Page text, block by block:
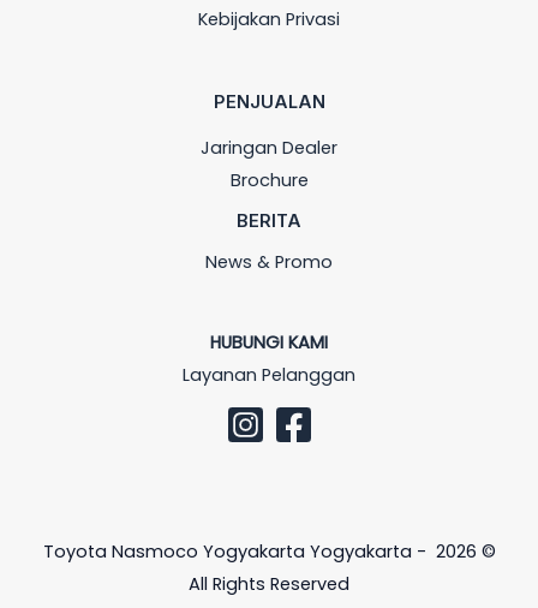
Kebijakan Privasi
PENJUALAN
Jaringan Dealer
Brochure
BERITA
News & Promo
HUBUNGI KAMI
Layanan Pelanggan
Toyota Nasmoco Yogyakarta Yogyakarta - 2026 ©
All Rights Reserved